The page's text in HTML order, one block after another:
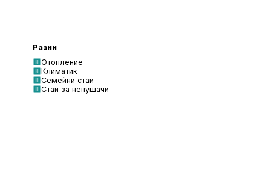
Разни
Отопление
Климатик
Семейни стаи
Стаи за непушачи